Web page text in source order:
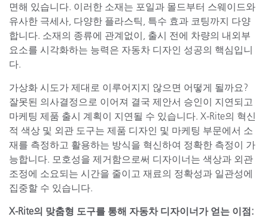
면해 있습니다. 이러한 소재는 포일과 몰드부터 스웨이드와
유사한 극세사, 다양한 플라스틱, 특수 효과 코팅까지 다양
합니다. 소재의 종류에 관계없이, 출시 전에 차량의 내외부
요소를 시각화하는 능력은 자동차 디자인 성공의 핵심입니
다.
가상화 시도가 제대로 이루어지지 않으면 어떻게 될까요?
잘못된 의사결정으로 이어져 결국 제안서 승인이 지연되고
마케팅 제품 출시 계획이 지연될 수 있습니다. X-Rite의 혁신
적 색상 및 외관 도구는 제품 디자인 및 마케팅 부문에서 소
재를 측정하고 활용하는 방식을 혁신하여 정확한 측정이 가
능합니다. 모호성을 제거함으로써 디자이너는 색상과 외관
조정에 소요되는 시간을 줄이고 재료의 정확성과 일관성에
집중할 수 있습니다.
X-Rite의 맞춤형 도구를 통해 자동차 디자이너가 얻는 이점: